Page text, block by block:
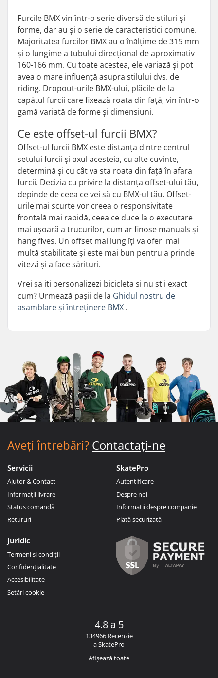
Furcile BMX vin într-o serie diversă de stiluri și
forme, dar au și o serie de caracteristici comune.
Majoritatea furcilor BMX au o înălțime de 315 mm
și o lungime a tubului direcțional de aproximativ
160-166 mm. Cu toate acestea, ele variază și pot
avea o mare influență asupra stilului dvs. de
riding. Dropout-urile BMX-ului, plăcile de la
capătul furcii care fixează roata din față, vin într-o
gamă variată de forme și dimensiuni.
Ce este offset-ul furcii BMX?
Offset-ul furcii BMX este distanța dintre centrul
setului furcii și axul acesteia, cu alte cuvinte,
determină și cu cât va sta roata din față în afara
furcii. Decizia cu privire la distanța offset-ului tău,
depinde de ceea ce vei să cu BMX-ul tău. Offset-
urile mai scurte vor creea o responsivitate
frontală mai rapidă, ceea ce duce la o executare
mai ușoară a trucurilor, cum ar finose manuals și
hang fives. Un offset mai lung îți va oferi mai
multă stabilitate și este mai bun pentru a prinde
viteză și a face sărituri.
Vrei sa iti personalizezi bicicleta si nu stii exact
cum? Urmează pașii de la Ghidul nostru de
asamblare și întreținere BMX .
Aveți întrebări? Contactați-ne
Servicii
Ajutor & Contact
Informații livrare
Status comandă
Retururi
SkatePro
Autentificare
Despre noi
Informații despre companie
Plată securizată
Juridic
Termeni si condiții
Confidențialitate
Accesibilitate
Setări cookie
4.8 a 5
134966 Recenzie
a SkatePro
Afișează toate